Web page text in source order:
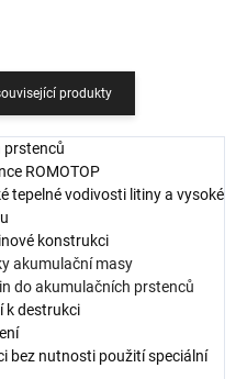
produkty
prstenců
ROMOTOP
tepelné vodivosti litiny a vysoké
konstrukci
akumulační masy
do akumulačních prstenců
k destrukci
bez nutnosti použití speciální